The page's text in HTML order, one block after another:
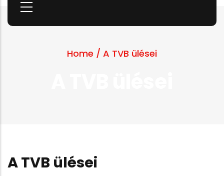
Home / A TVB ülései
A TVB ülései